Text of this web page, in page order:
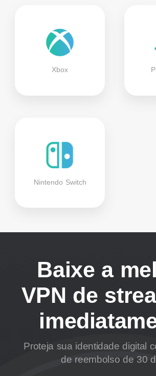
Xbox
Nintendo Switch
Baixe a
VPN de
Proteja sua identidade digital
de reembolso de 30